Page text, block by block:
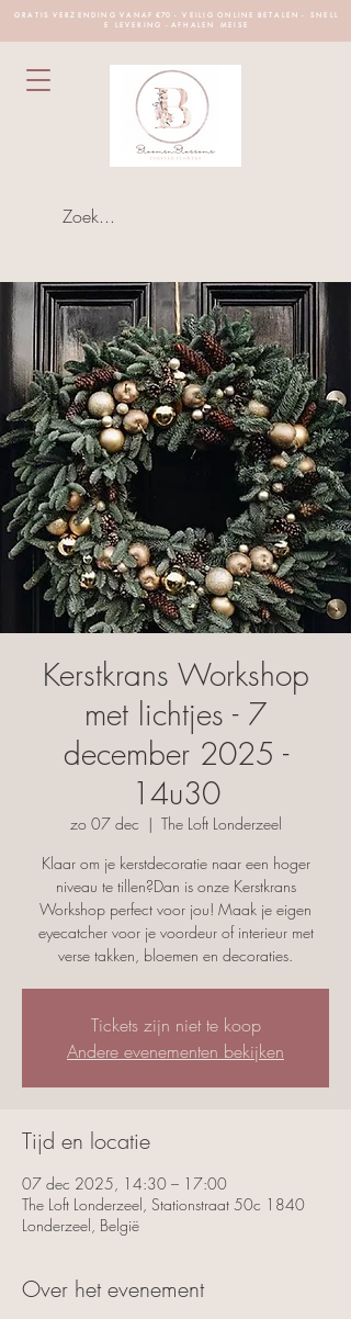
G R A T I S V E R Z E N D I N G V A N A F €70 - V E I L I G O N L I N E B E T A L E N - S N E L L
E L E V E R I N G - A F H A L E N M E I S E
Kerstkrans Workshop
met lichtjes - 7
december 2025 -
14u30
zo 07 dec
  |
The Loft Londerzeel
Klaar om je kerstdecoratie naar een hoger
niveau te tillen?Dan is onze Kerstkrans
Workshop perfect voor jou! Maak je eigen
eyecatcher voor je voordeur of interieur met
verse takken, bloemen en decoraties.
Tickets zijn niet te koop
Andere evenementen bekijken
Tijd en locatie
07 dec 2025, 14:30 – 17:00
The Loft Londerzeel, Stationstraat 50c 1840
Londerzeel, België
Over het evenement